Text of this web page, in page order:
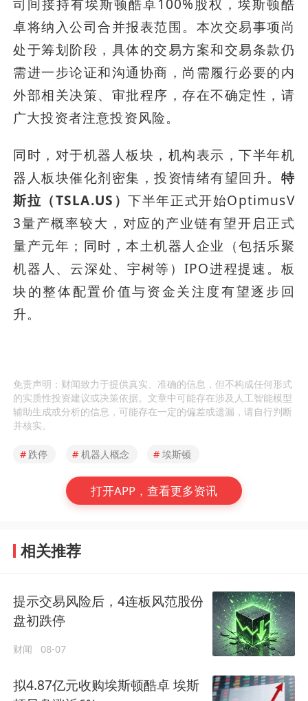
司间接持有埃斯顿酷卓100%股权，埃斯顿酷
卓将纳入公司合并报表范围。本次交易事项尚
处于筹划阶段，具体的交易方案和交易条款仍
需进一步论证和沟通协商，尚需履行必要的内
外部相关决策、审批程序，存在不确定性，请
广大投资者注意投资风险。
同时，对于机器人板块，机构表示，下半年机
器人板块催化剂密集，投资情绪有望回升。 特
斯拉（TSLA.US）下半年正式开始OptimusV
3量产概率较大，对应的产业链有望开启正式
量产元年；同时，本土机器人企业（包括乐聚
机器人、云深处、宇树等）IPO进程提速。板
块的整体配置价值与资金关注度有望逐步回
升。
免责声明：财闻致力于提供真实、准确的信息，但不构成任何形式
的实质性投资建议或决策依据。文章中可能存在涉及人工智能模型
辅助生成或分析的信息，可能存在一定的偏差或遗漏，请自行判断
并核实。
# 跌停 # 机器人概念 # 埃斯顿
打开APP，查看更多资讯
相关推荐
提示交易风险后，4连板风范股份
盘初跌停
财闻 08-07
拟4.87亿元收购埃斯顿酷卓 埃斯